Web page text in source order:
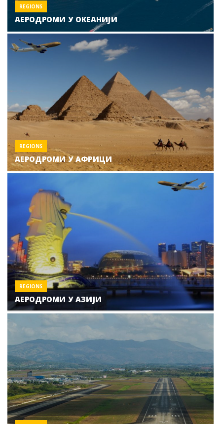
REGIONS
АЕРОДРОМИ У ОКЕАНИЈИ
REGIONS
АЕРОДРОМИ У АФРИЦИ
REGIONS
АЕРОДРОМИ У АЗИЈИ